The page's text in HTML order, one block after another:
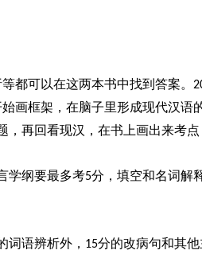
都可以在这两本书中找到答案。
画框架，在脑子里形成现代汉语
，再回看现汉，在书上画出来考
学纲要最多考5分，填空和名词解
词语辨析外， 15分的改病句和其